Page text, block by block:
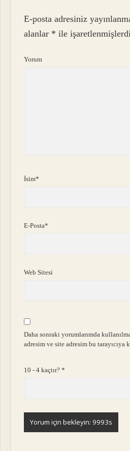
E-posta adresiniz
alanlar * ile
Yorum
İsim*
E-Posta*
Web Sitesi
Daha sonraki yorumlarımda
adresim ve site adresim bu tarayıcıya
10 - 4 kaçtır?*